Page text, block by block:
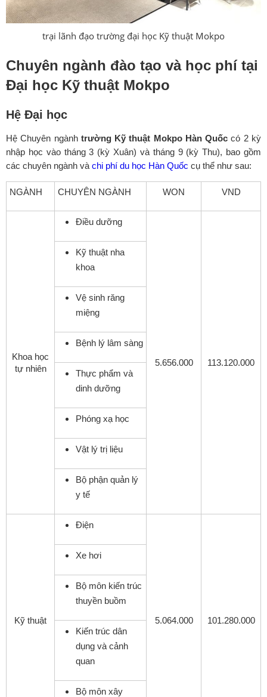
trại lãnh đạo trường đại học Kỹ thuật Mokpo
Chuyên ngành đào tạo và học phí tại
Đại học Kỹ thuật Mokpo
Hệ Đại học
Hệ Chuyên ngành trường Kỹ thuật Mokpo Hàn Quốc có 2 kỳ
nhập học vào tháng 3 (kỳ Xuân) và tháng 9 (kỳ Thu), bao gồm
các chuyên ngành và chi phí du học Hàn Quốc cụ thể như sau:
NGÀNH CHUYÊN NGÀNH WON VND
Khoa học
tự nhiên
Điều dưỡng
5.656.000 113.120.000
Kỹ thuật nha
khoa
Vệ sinh răng
miệng
Bệnh lý lâm sàng
Thực phẩm và
dinh dưỡng
Phóng xạ học
Vật lý trị liệu
Bộ phận quản lý
y tế
Kỹ thuật
Điện
5.064.000 101.280.000
Xe hơi
Bộ môn kiến trúc
thuyền buồm
Kiến trúc dân
dụng và cảnh
quan
Bộ môn xây